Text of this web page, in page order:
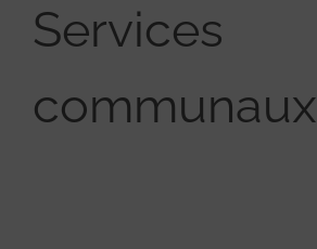
Services
communaux